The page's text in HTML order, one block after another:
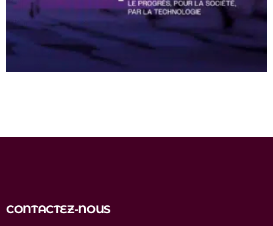
CONTACTEZ-NOUS